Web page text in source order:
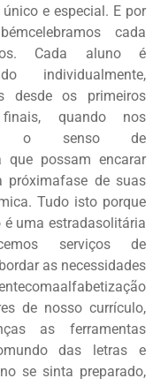
e especial. E por
cada
Cada aluno é
individualmente,
desde os primeiros
quando nos
o senso de
que possam encarar
próximafase de suas
Tudo isto porque
uma estradasolitária
serviços de
as necessidades
de nosso currículo,
as ferramentas
das letras e
se sinta preparado,